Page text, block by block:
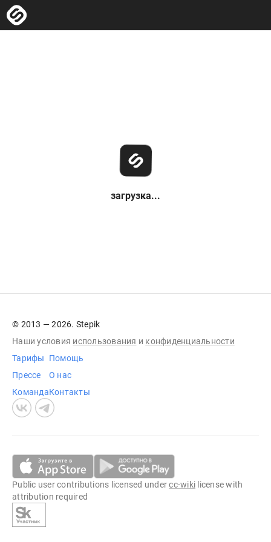
загрузка...
© 2013 — 2026. Stepik
Наши условия использования и конфиденциальности
Тарифы
Прессе
Команда
Помощь
О нас
Контакты
Public user contributions licensed undercc-wiki license with
attribution required